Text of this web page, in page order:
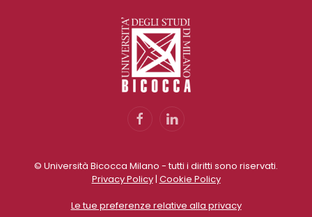
© Università Bicocca Milano - tutti i diritti sono riservati.
Privacy Policy| Cookie Policy
Le tue preferenze relative alla privacy